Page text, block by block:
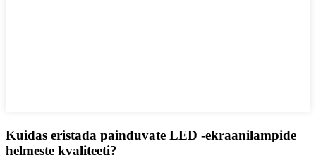
Kuidas eristada painduvate LED -ekraanilampide
helmeste kvaliteeti?